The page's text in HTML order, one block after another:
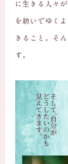
に生きる人々
を紡いでゆく
きること。そ
す。